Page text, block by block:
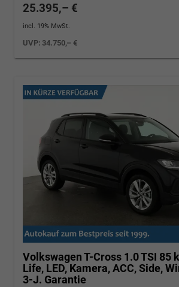
25.395,– €
incl. 19% MwSt.
UVP: 34.750,– €
Volkswagen T-Cross 1.0 TSI 85
Life, LED, Kamera, ACC, Side,
3-J. Garantie